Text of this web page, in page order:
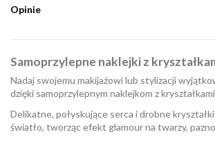
Opinie
Samoprzylepne naklejki z
Nadaj swojemu makijażowi lub stylizacji
dzięki samoprzylepnym naklejkom z
Delikatne, połyskujące serca i drobne
światło, tworząc efekt glamour na twarzy,